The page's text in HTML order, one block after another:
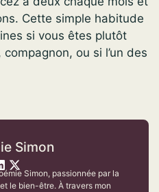
Cette simple habitude
si vous êtes plutôt
ou si l’un des
Simon
Simon, passionnée par la
le bien-être. À travers mon